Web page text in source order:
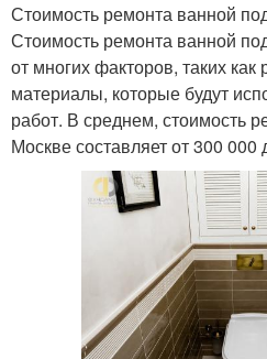
Стоимость ремонта ванной
Стоимость ремонта ванной
от многих факторов, таких
материалы, которые будут
работ. В среднем, стоимость
Москве составляет от 300 000